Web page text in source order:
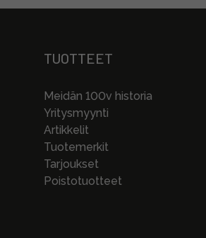
TUOTTEET
Meidän 100v historia
Yritysmyynti
Artikkelit
Tuotemerkit
Tarjoukset
Poistotuotteet